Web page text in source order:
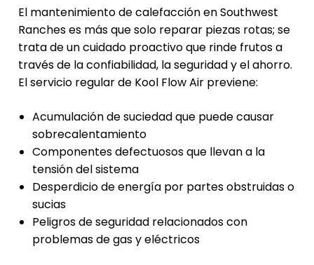
El mantenimiento de calefacción en Southwest
Ranches es más que solo reparar piezas rotas; se
trata de un cuidado proactivo que rinde frutos a
través de la confiabilidad, la seguridad y el ahorro.
El servicio regular de Kool Flow Air previene:
Acumulación de suciedad que puede causar
sobrecalentamiento
Componentes defectuosos que llevan a la
tensión del sistema
Desperdicio de energía por partes obstruidas o
sucias
Peligros de seguridad relacionados con
problemas de gas y eléctricos